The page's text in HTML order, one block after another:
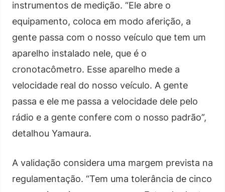
instrumentos de medição. “Ele abre o
equipamento, coloca em modo aferição, a
gente passa com o nosso veículo que tem um
aparelho instalado nele, que é o
cronotacômetro. Esse aparelho mede a
velocidade real do nosso veículo. A gente
passa e ele me passa a velocidade dele pelo
rádio e a gente confere com o nosso padrão”,
detalhou Yamaura.
A validação considera uma margem prevista na
regulamentação. “Tem uma tolerância de cinco